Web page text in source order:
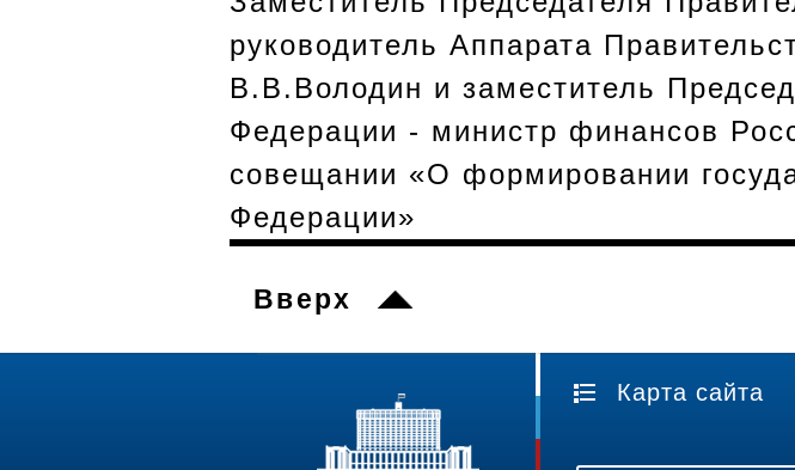
руководитель Аппарата
В.В.Володин и заместитель
Федерации - министр финансов
совещании «О формировании
Федерации»
Вверх
Карта сайта